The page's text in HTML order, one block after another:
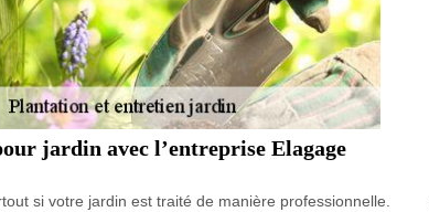
jardin avec l’entreprise Elagage
si votre jardin est traité de manière professionnelle.